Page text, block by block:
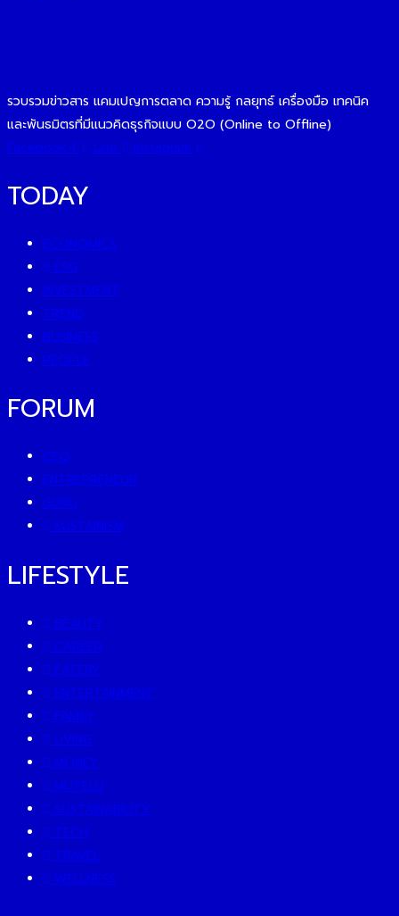
รวบรวมข่าวสาร แคมเปญการตลาด ความรู้ กลยุทธ์ เครื่องมือ เทคนิค
และพันธมิตรที่มีแนวคิดธุรกิจแบบ O2O (Online to Offline)
Facebook-f
Line Instagram
TODAY
ECONOMICS
ESG
INVESTMENT
TREND
BUSINESS
PEOPLE
FORUM
CEO
ENTREPRENEUR
GURU
SUSTAINISM
LIFESTYLE
BEAUTY
CAREER
EATERY
ENTERTAINMENT
FAMILY
LIVING
MONEY
MUTELU
SUSTAINABILITY
TECH
TRAVEL
WELLNESS